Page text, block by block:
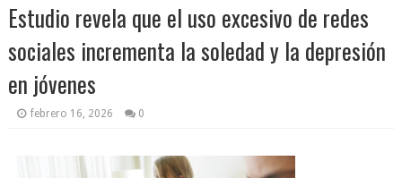
Estudio revela que el uso excesivo de redes
sociales incrementa la soledad y la depresión
en jóvenes
febrero 16, 2026 0